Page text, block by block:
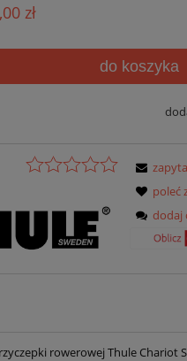
zł
do koszyka
poleć
dodaj
rowerowej Thule Chariot